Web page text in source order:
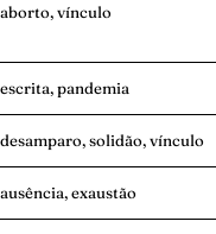
aborto, vínculo
escrita, pandemia
desamparo, solidão, vínculo
ausência, exaustão